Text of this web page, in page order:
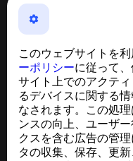
このウェブサイトを
ーポリシーに従って
サイト上でのアクテ
るデバイスに関する
なされます。この処
ンスの向上、ユーザ
クスを含む広告の管
タの収集、保存、更
NumBuster ©
電話詐欺、スパム、不
GDPR準拠に関するお
ヘルプセンター
ニュースと記事
プロジェクトについて